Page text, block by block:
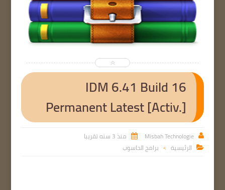
IDM 6.41 Build 16
Permanent Latest [Activ.]

Misbah Technologie
 منذ 3 سنه تقريبا
 الرئيسية > برامج الحاسوب